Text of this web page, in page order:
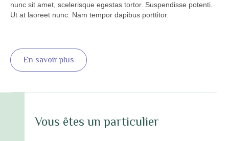
nunc sit amet, scelerisque egestas tortor. Suspendisse potenti.
Ut at laoreet nunc. Nam tempor dapibus porttitor.
En savoir plus
Vous êtes un particulier